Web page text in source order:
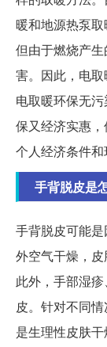
暖和地源热泵
但由于燃烧产
害。因此，电取
电取暖环保无
保又经济实惠
个人经济条件和
手背脱皮是
手背脱皮可能
外空气干燥，皮
此外，手部湿
皮。针对不同
是生理性皮肤